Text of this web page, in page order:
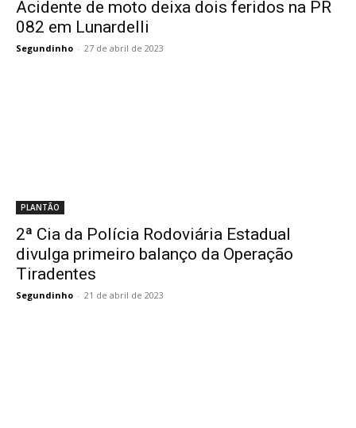
Acidente de moto deixa dois feridos na PR
082 em Lunardelli
Segundinho - 27 de abril de 2023
PLANTÃO
2ª Cia da Polícia Rodoviária Estadual
divulga primeiro balanço da Operação
Tiradentes
Segundinho - 21 de abril de 2023